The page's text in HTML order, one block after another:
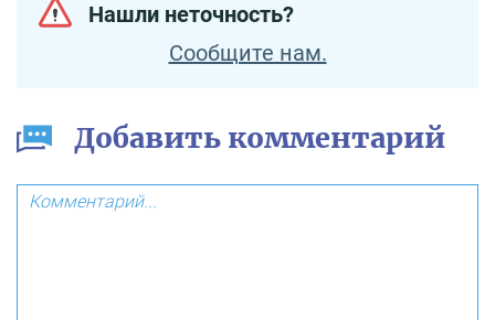
Нашли неточность?
Сообщите нам.
Добавить комментарий